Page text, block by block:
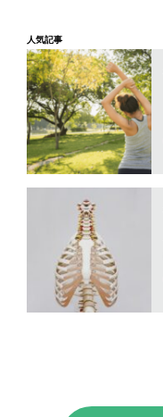
人気記事